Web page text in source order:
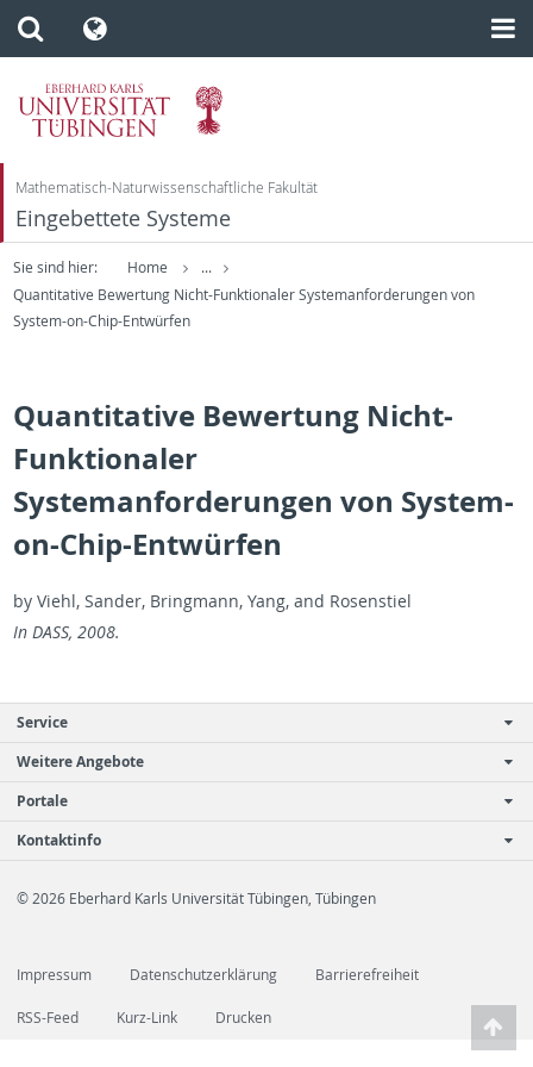
Mathematisch-Naturwissenschaftliche Fakultät
Eingebettete Systeme
Sie sind hier: Home
...
Quantitative Bewertung Nicht-Funktionaler Systemanforderungen von
System-on-Chip-Entwürfen
Quantitative Bewertung Nicht-
Funktionaler
Systemanforderungen von System-
on-Chip-Entwürfen
by Viehl, Sander, Bring­mann, Yang, and Rosen­stiel
In DASS, 2008.
Service
Weitere Angebote
Portale
Kontaktinfo
© 2026 Eberhard Karls Universität Tübingen, Tübingen
Impressum Datenschutzerklärung Barrierefreiheit
RSS-Feed Kurz-Link Drucken